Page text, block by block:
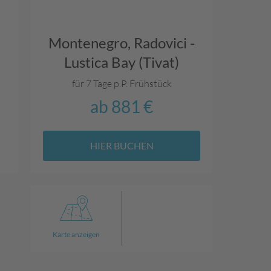
Montenegro, Radovici -
Lustica Bay (Tivat)
für 7 Tage p.P. Frühstück
ab 881 €
HIER BUCHEN
Karte anzeigen